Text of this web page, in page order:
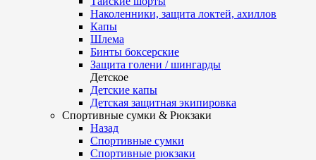
Наколенники, защита локтей, ахиллов
Капы
Шлема
Бинты боксерские
Защита голени / шингарды
Детское
Детские капы
Детская защитная экипировка
Спортивные сумки & Рюкзаки
Назад
Спортивные сумки
Спортивные рюкзаки